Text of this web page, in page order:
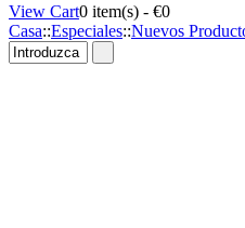
View Cart0 item(s) - €0
Casa::Especiales::Nuevos